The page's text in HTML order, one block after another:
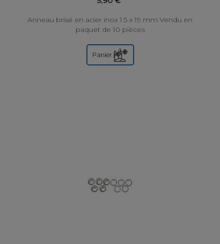
Anneau brisé en acier inox 1.5 x 19 mm Vendu en
paquet de 10 pièces
Panier